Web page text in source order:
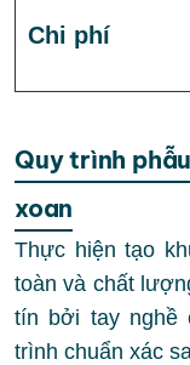
Chi phí
Quy trình
xoan
Thực hiện tạo
toàn và chất
tín bởi tay nghề
trình chuẩn xác